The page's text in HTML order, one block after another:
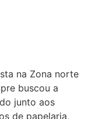
na Zona norte
buscou a
junto aos
de papelaria,